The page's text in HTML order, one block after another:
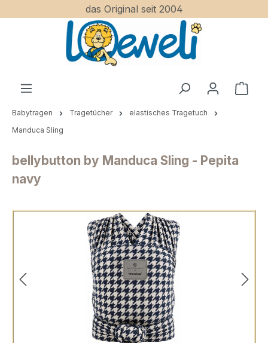
Zum Hauptinhalt springendas Original seit 2004
Babytragen Tragetücher
elastisches Tragetuch
Manduca Sling
bellybutton by Manduca Sling - Pepita
navy
Bildergalerie überspringen